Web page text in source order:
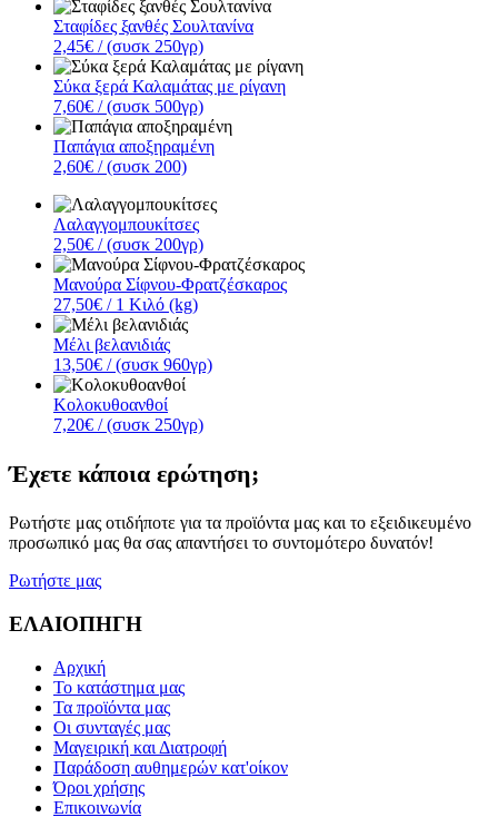
Σταφίδες ξανθές Σουλτανίνα
2,45€ / (συσκ 250γρ)
Σύκα ξερά Καλαμάτας με ρίγανη
7,60€ / (συσκ 500γρ)
Παπάγια αποξηραμένη
2,60€ / (συσκ 200)
Λαλαγγομπουκίτσες
2,50€ / (συσκ 200γρ)
Μανούρα Σίφνου-Φρατζέσκαρος
27,50€ / 1 Κιλό (kg)
Μέλι βελανιδιάς
13,50€ / (συσκ 960γρ)
Κολοκυθοανθοί
7,20€ / (συσκ 250γρ)
Έχετε κάποια ερώτηση;
Ρωτήστε μας οτιδήποτε για τα προϊόντα μας και το εξειδικευμένο
προσωπικό μας θα σας απαντήσει το συντομότερο δυνατόν!
Ρωτήστε μας
ΕΛΑΙΟΠΗΓΗ
Αρχική
Το κατάστημα μας
Τα προϊόντα μας
Οι συνταγές μας
Μαγειρική και Διατροφή
Παράδοση αυθημερών κατ'οίκον
Όροι χρήσης
Επικοινωνία